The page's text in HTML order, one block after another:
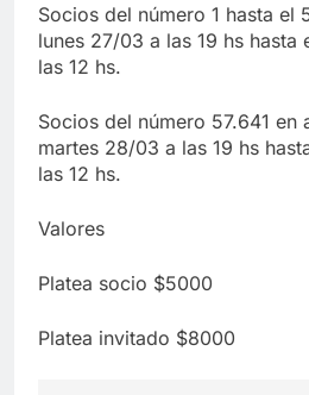
Socios del número 1 hasta el
lunes 27/03 a las 19 hs hasta
las 12 hs.
Socios del número 57.641 en
martes 28/03 a las 19 hs
las 12 hs.
Valores
Platea socio $5000
Platea invitado $8000